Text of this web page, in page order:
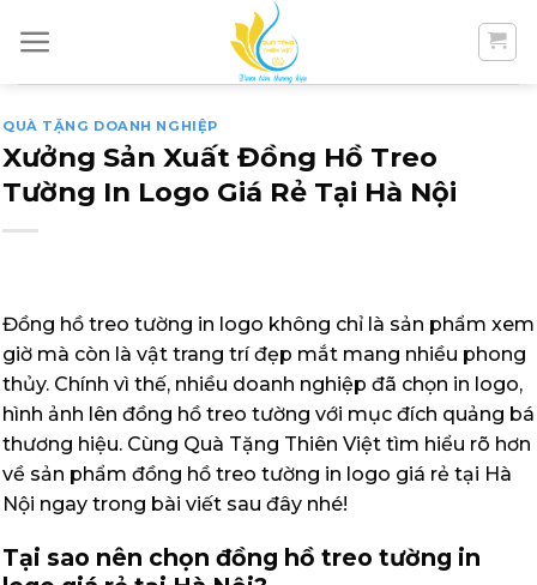
QUÀ TẶNG DOANH NGHIỆP
Xưởng Sản Xuất Đồng Hồ Treo
Tường In Logo Giá Rẻ Tại Hà Nội
Đồng hồ treo tường in logo không chỉ là sản phẩm xem
giờ mà còn là vật trang trí đẹp mắt mang nhiều phong
thủy. Chính vì thế, nhiều doanh nghiệp đã chọn in logo,
hình ảnh lên đồng hồ treo tường với mục đích quảng bá
thương hiệu. Cùng Quà Tặng Thiên Việt tìm hiểu rõ hơn
về sản phẩm đồng hồ treo tường in logo giá rẻ tại Hà
Nội ngay trong bài viết sau đây nhé!
Tại sao nên chọn đồng hồ treo tường in